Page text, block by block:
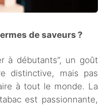
de saveurs ?
à débutants”, un goût
distinctive, mais pas
à tout le monde. La
est passionnante,